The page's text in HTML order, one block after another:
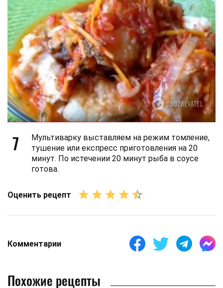
7
Мультиварку выставляем на режим томление,
тушение или експресс приготовления на 20
минут. По истечении 20 минут рыба в соусе
готова.
Оценить рецепт
Комментарии
Похожие рецепты